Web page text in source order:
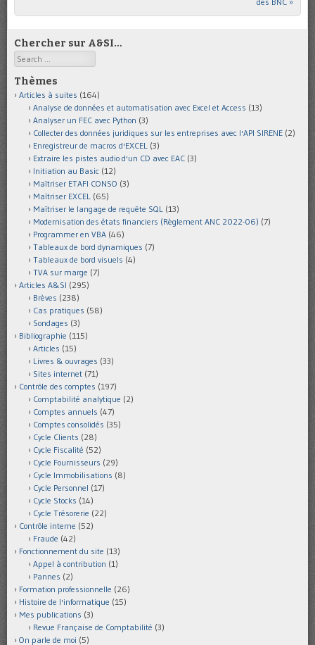
Chercher sur A&SI…
Search
Thèmes
Articles à suites (164)
Analyse de données et automatisation avec Excel et Access (13)
Analyser un FEC avec Python (3)
Collecter des données juridiques sur les entreprises avec l'API SIRENE (2)
Enregistreur de macros d'EXCEL (3)
Extraire les pistes audio d'un CD avec EAC (3)
Initiation au Basic (12)
Maîtriser ETAFI CONSO (3)
Maîtriser EXCEL (65)
Maîtriser le langage de requête SQL (13)
Modernisation des états financiers (Règlement ANC 2022-06) (7)
Programmer en VBA (46)
Tableaux de bord dynamiques (7)
Tableaux de bord visuels (4)
TVA sur marge (7)
Articles A&SI (295)
Brèves (238)
Cas pratiques (58)
Sondages (3)
Bibliographie (115)
Articles (15)
Livres & ouvrages (33)
Sites internet (71)
Contrôle des comptes (197)
Comptabilité analytique (2)
Comptes annuels (47)
Comptes consolidés (35)
Cycle Clients (28)
Cycle Fiscalité (52)
Cycle Fournisseurs (29)
Cycle Immobilisations (8)
Cycle Personnel (17)
Cycle Stocks (14)
Cycle Trésorerie (22)
Contrôle interne (52)
Fraude (42)
Fonctionnement du site (13)
Appel à contribution (1)
Pannes (2)
Formation professionnelle (26)
Histoire de l'informatique (15)
Mes publications (3)
Revue Française de Comptabilité (3)
On parle de moi (5)